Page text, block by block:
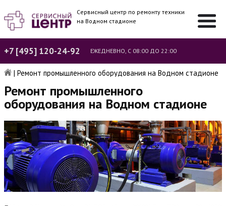
Сервисный центр по ремонту техники
на Водном стадионе
+7 [495] 120-24-92 ЕЖЕДНЕВНО, С 08:00 ДО 22:00
| Ремонт промышленного оборудования на Водном стадионе
Ремонт промышленного
оборудования на Водном стадионе